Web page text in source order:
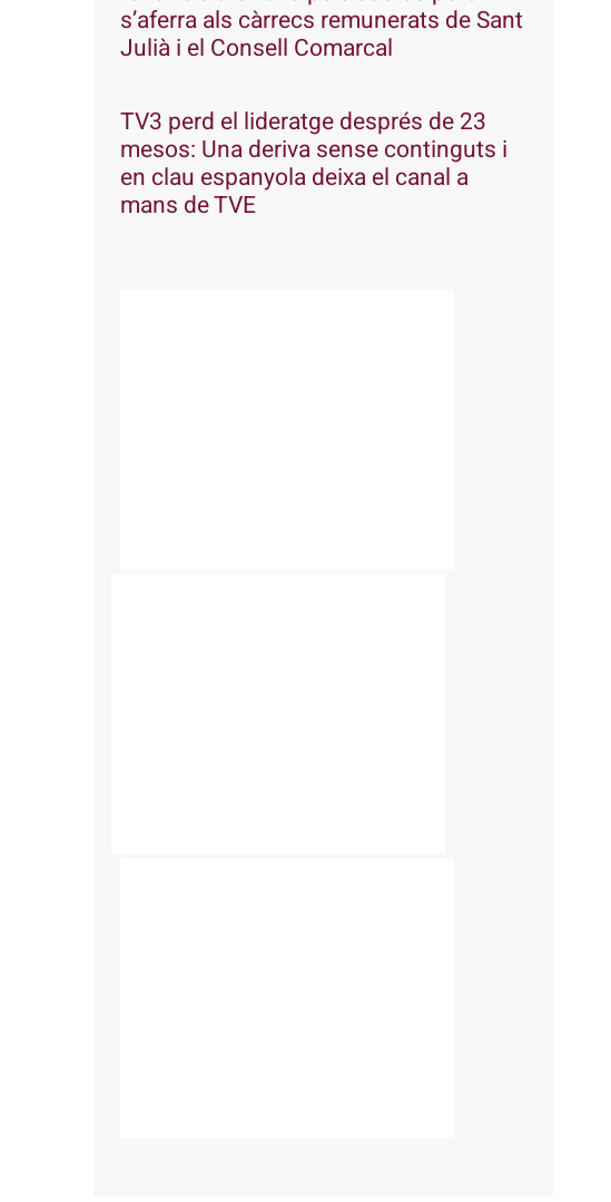
s’aferra als càrrecs remunerats de Sant
Julià i el Consell Comarcal
TV3 perd el lideratge després de 23
mesos: Una deriva sense continguts i
en clau espanyola deixa el canal a
mans de TVE